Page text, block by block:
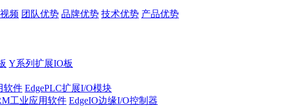
频 团队优势 品牌优势 技术优势 产品优势
Y系列扩展IO板
软件 EdgePLC扩展I/O模块
工业应用软件 EdgeIO边缘I/O控制器